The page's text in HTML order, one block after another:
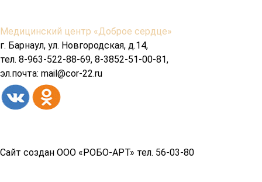
Содержимое
подвала
Медицинский центр «Доброе сердце»
г. Барнаул, ул. Новгородская, д.14,
тел. 8-963-522-88-69, 8-3852-51-00-81,
эл.почта: mail@cor-22.ru
Сайт создан ООО «РОБО-АРТ» тел. 56-03-80